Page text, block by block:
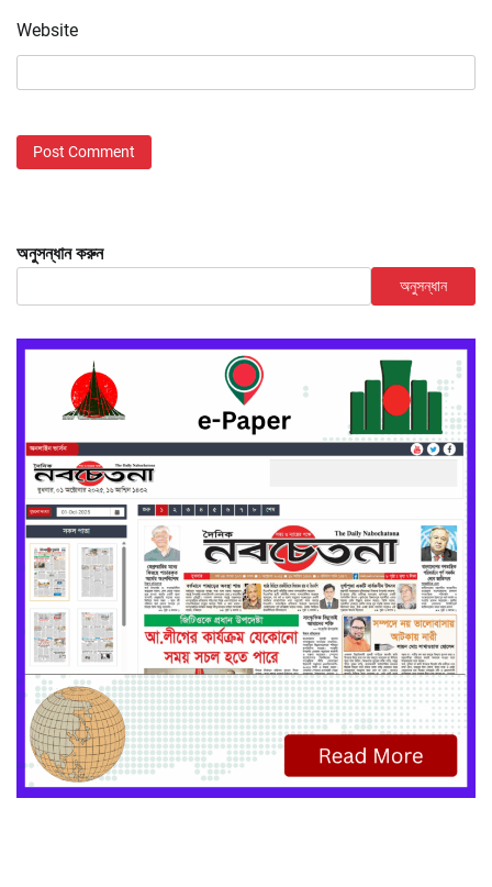
Website
অনুসন্ধান করুন
অনুসন্ধান